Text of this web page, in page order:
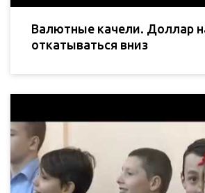
Валютные качели. Доллар
откатываться вниз